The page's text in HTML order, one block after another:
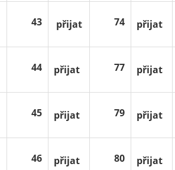
43 přijat 74 přijat
44 přijat 77 přijat
45 přijat 79 přijat
46 přijat 80 přijat